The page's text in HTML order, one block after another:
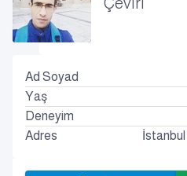
Ad Soyad
Yaş
Deneyim
Adres
İstanbul